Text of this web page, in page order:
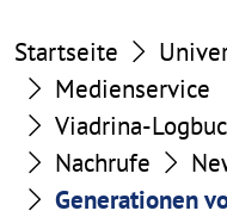
Startseite
Medienservice
Viadrina-
Nachrufe
Generationen